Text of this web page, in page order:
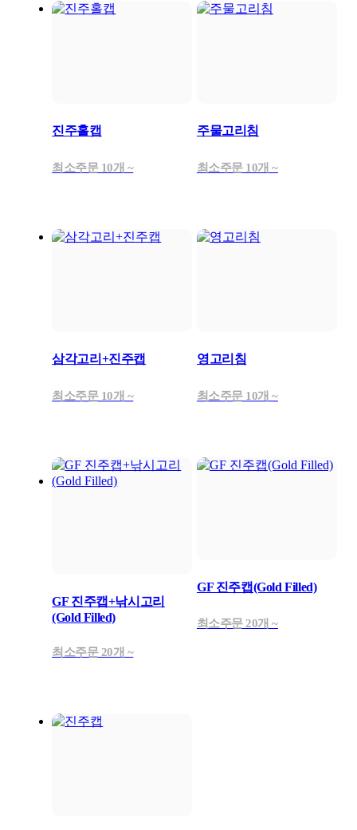
진주홀캡
최소주문 10개 ~
주물고리침
최소주문 10개 ~
삼각고리+진주캡
최소주문 10개 ~
영고리침
최소주문 10개 ~
GF 진주캡+낚시고리
(Gold Filled)
최소주문 20개 ~
GF 진주캡(Gold Filled)
최소주문 20개 ~